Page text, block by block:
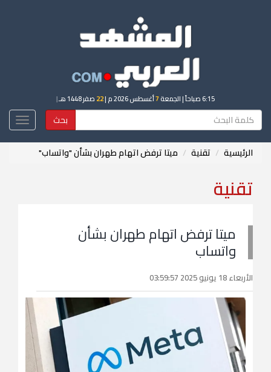
6:15 صباحاً | الجمعة7أغسطس 2026 م | 22 صفر 1448 هـ |
بحث
الرئيسية تقنية ميتا ترفض اتهام طهران بشأن "واتساب"
تقنية
ميتا ترفض اتهام طهران بشأن
واتساب
الأربعاء 18 يونيو 2025 03:59:57